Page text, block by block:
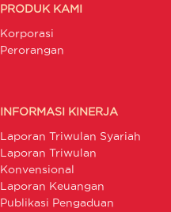
PRODUK KAMI
Korporasi
Perorangan
INFORMASI KINERJA
Laporan Triwulan Syariah
Laporan Triwulan
Konvensional
Laporan Keuangan
Publikasi Pengaduan